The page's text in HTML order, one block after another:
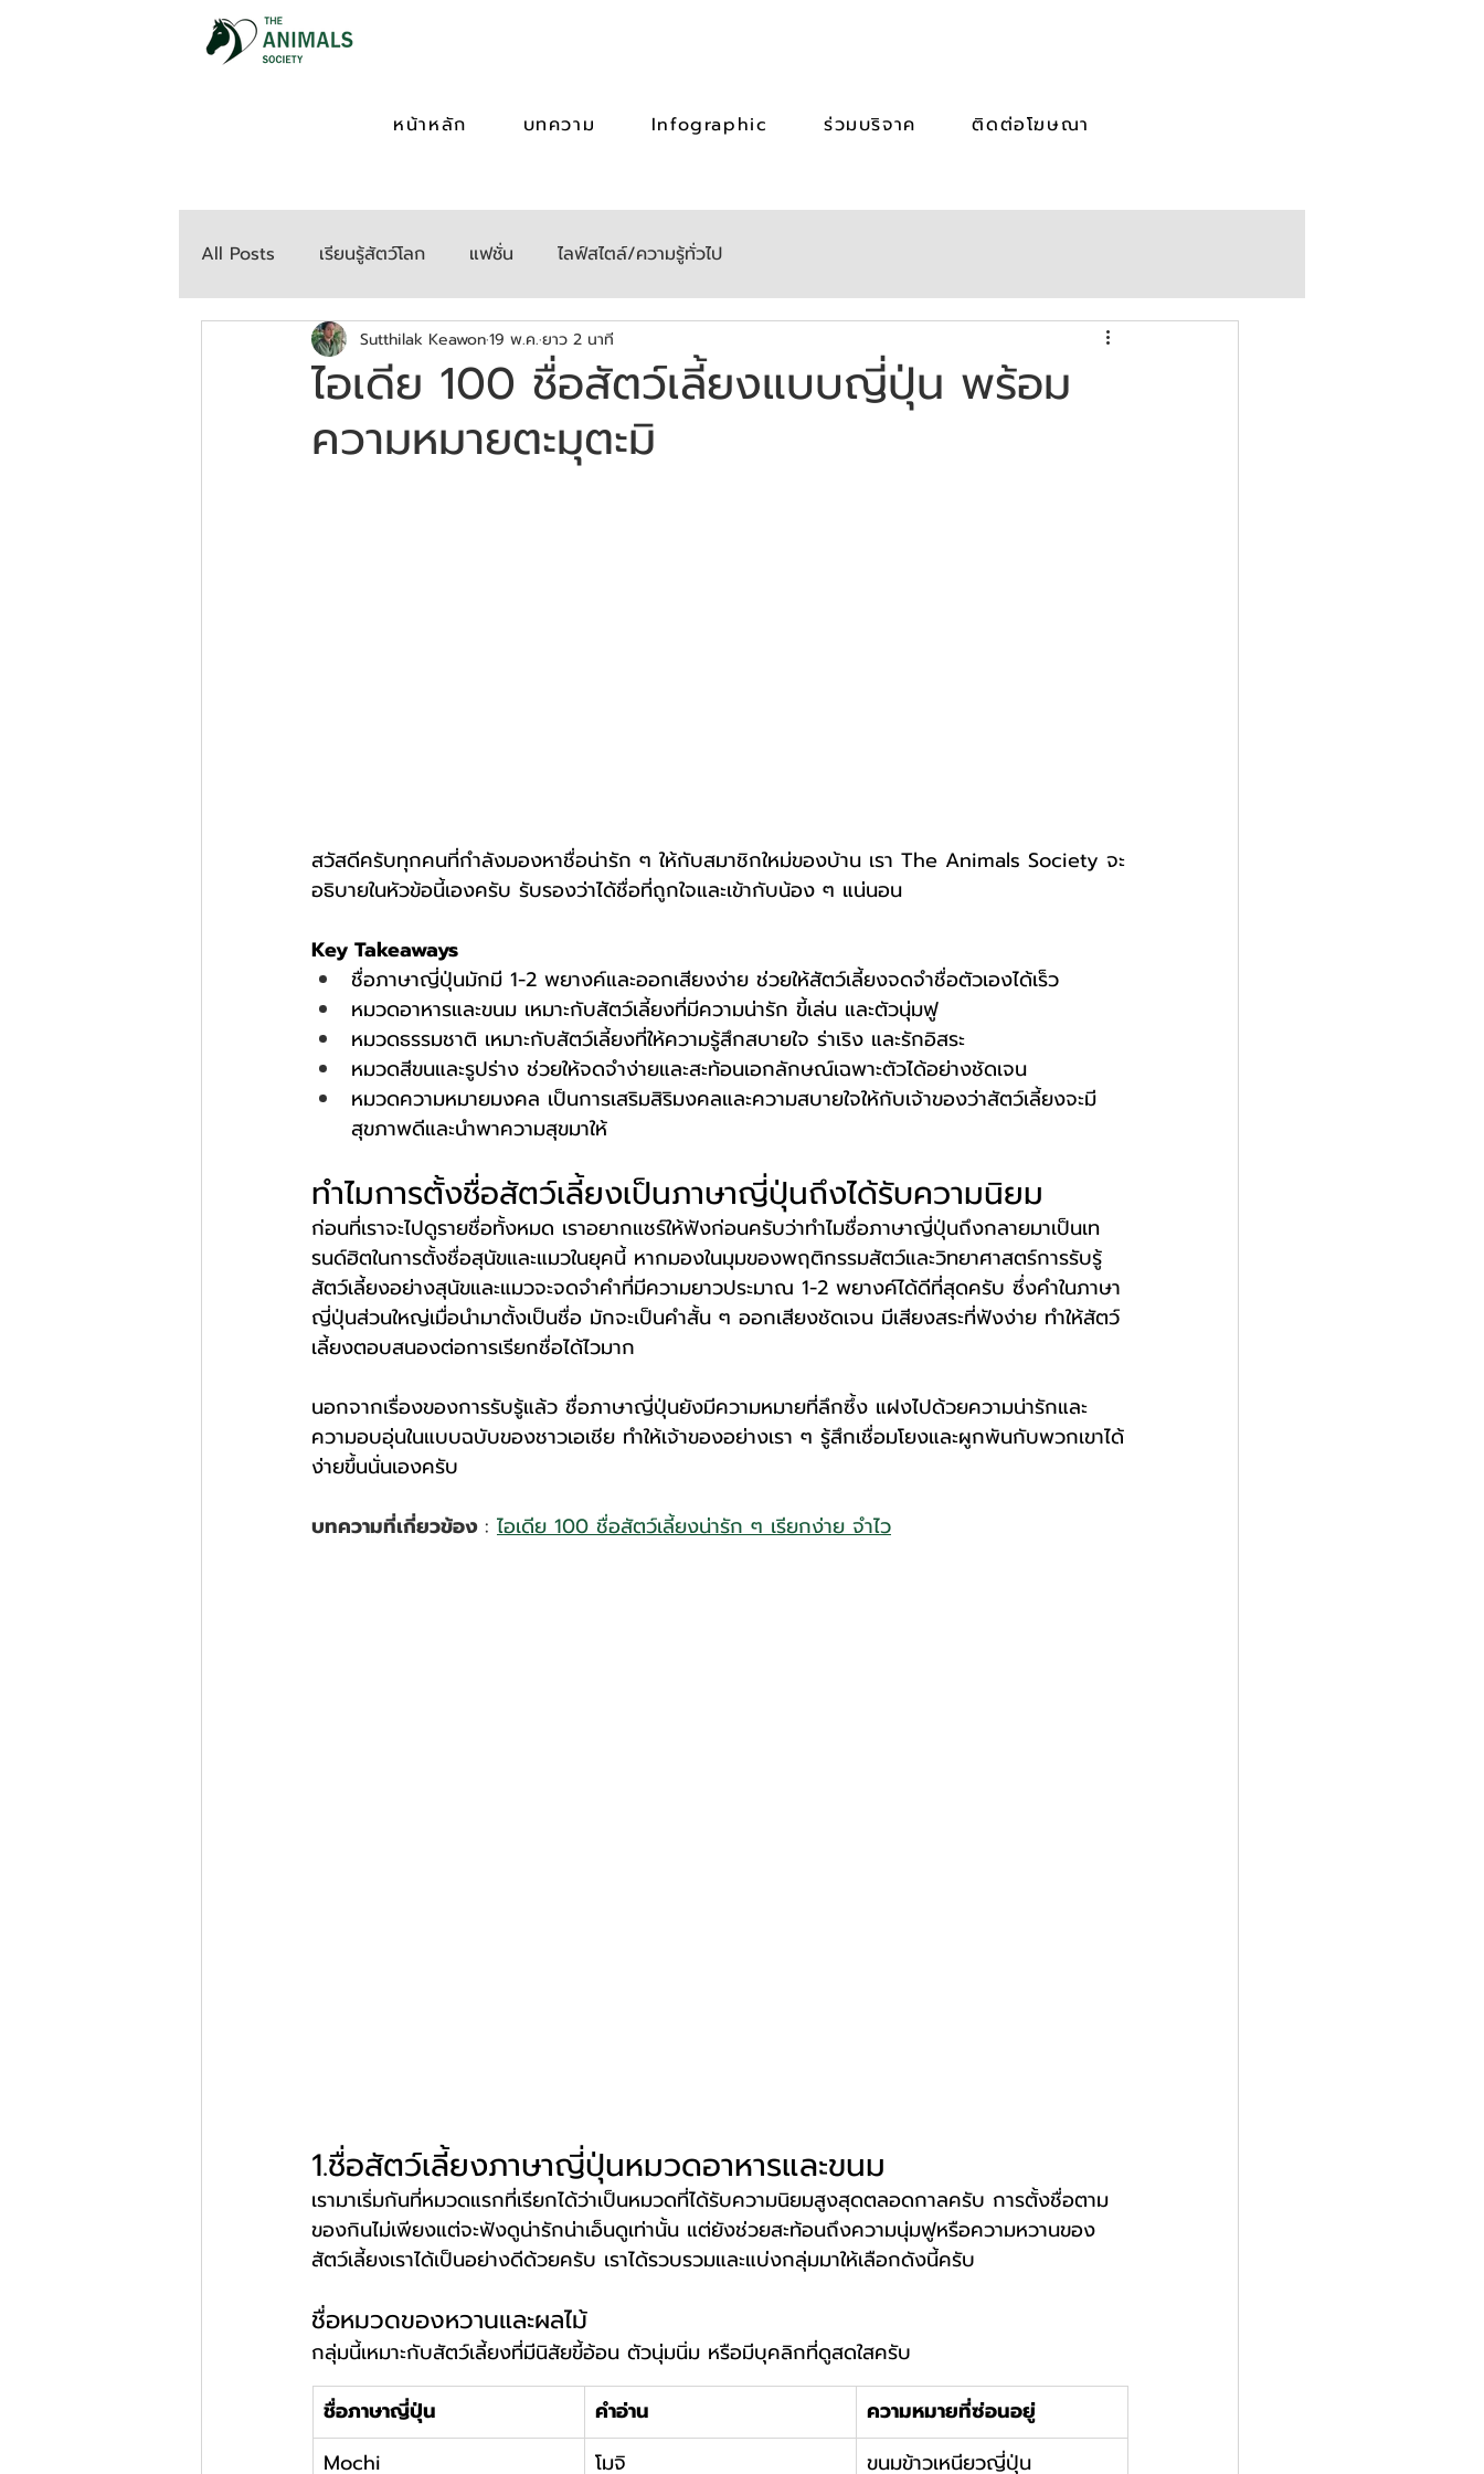
หน้าหลัก บทความ Infographic ร่วมบริจาค ติดต่อโฆษณา
All Posts เรียนรู้สัตว์โลก แฟชั่น ไลฟ์สไตล์/ความรู้ทั่วไป
ไอเดีย 100 ชื่อสัตว์เลี้ยงแบบญี่ปุ่น พร้อม
ความหมายตะมุตะมิ
Sutthilak Keawon19 พ.ค.ยาว 2 นาที
สวัสดีครับทุกคนที่กำลังมองหาชื่อน่ารัก ๆ ให้กับสมาชิกใหม่ของบ้าน เรา The Animals Society จะ
อธิบายในหัวข้อนี้เองครับ รับรองว่าได้ชื่อที่ถูกใจและเข้ากับน้อง ๆ แน่นอน
Key Takeaways
ชื่อภาษาญี่ปุ่นมักมี 1-2 พยางค์และออกเสียงง่าย ช่วยให้สัตว์เลี้ยงจดจำชื่อตัวเองได้เร็ว
หมวดอาหารและขนม เหมาะกับสัตว์เลี้ยงที่มีความน่ารัก ขี้เล่น และตัวนุ่มฟู
หมวดธรรมชาติ เหมาะกับสัตว์เลี้ยงที่ให้ความรู้สึกสบายใจ ร่าเริง และรักอิสระ
หมวดสีขนและรูปร่าง ช่วยให้จดจำง่ายและสะท้อนเอกลักษณ์เฉพาะตัวได้อย่างชัดเจน
หมวดความหมายมงคล เป็นการเสริมสิริมงคลและความสบายใจให้กับเจ้าของว่าสัตว์เลี้ยงจะมี
สุขภาพดีและนำพาความสุขมาให้
ทำไมการตั้งชื่อสัตว์เลี้ยงเป็นภาษาญี่ปุ่นถึงได้รับความนิยม
ก่อนที่เราจะไปดูรายชื่อทั้งหมด เราอยากแชร์ให้ฟังก่อนครับว่าทำไมชื่อภาษาญี่ปุ่นถึงกลายมาเป็นเท
รนด์ฮิตในการตั้งชื่อสุนัขและแมวในยุคนี้ หากมองในมุมของพฤติกรรมสัตว์และวิทยาศาสตร์การรับรู้
สัตว์เลี้ยงอย่างสุนัขและแมวจะจดจำคำที่มีความยาวประมาณ 1-2 พยางค์ได้ดีที่สุดครับ ซึ่งคำในภาษา
ญี่ปุ่นส่วนใหญ่เมื่อนำมาตั้งเป็นชื่อ มักจะเป็นคำสั้น ๆ ออกเสียงชัดเจน มีเสียงสระที่ฟังง่าย ทำให้สัตว์
เลี้ยงตอบสนองต่อการเรียกชื่อได้ไวมาก
นอกจากเรื่องของการรับรู้แล้ว ชื่อภาษาญี่ปุ่นยังมีความหมายที่ลึกซึ้ง แฝงไปด้วยความน่ารักและ
ความอบอุ่นในแบบฉบับของชาวเอเชีย ทำให้เจ้าของอย่างเรา ๆ รู้สึกเชื่อมโยงและผูกพันกับพวกเขาได้
ง่ายขึ้นนั่นเองครับ
บทความที่เกี่ยวข้อง : ไอเดีย 100 ชื่อสัตว์เลี้ยงน่ารัก ๆ เรียกง่าย จำไว
1.ชื่อสัตว์เลี้ยงภาษาญี่ปุ่นหมวดอาหารและขนม
เรามาเริ่มกันที่หมวดแรกที่เรียกได้ว่าเป็นหมวดที่ได้รับความนิยมสูงสุดตลอดกาลครับ การตั้งชื่อตาม
ของกินไม่เพียงแต่จะฟังดูน่ารักน่าเอ็นดูเท่านั้น แต่ยังช่วยสะท้อนถึงความนุ่มฟูหรือความหวานของ
สัตว์เลี้ยงเราได้เป็นอย่างดีด้วยครับ เราได้รวบรวมและแบ่งกลุ่มมาให้เลือกดังนี้ครับ
ชื่อหมวดของหวานและผลไม้
กลุ่มนี้เหมาะกับสัตว์เลี้ยงที่มีนิสัยขี้อ้อน ตัวนุ่มนิ่ม หรือมีบุคลิกที่ดูสดใสครับ
ชื่อภาษาญี่ปุ่น
คำอ่าน
ความหมายที่ซ่อนอยู่
Mochi
โมจิ
ขนมข้าวเหนียวญี่ปุ่น